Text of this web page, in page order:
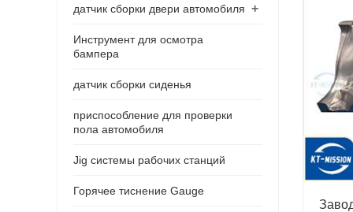
+
датчик сборки двери автомобиля
Инструмент для осмотра
бампера
датчик сборки сиденья
приспособление для проверки
пола автомобиля
Jig системы рабочих станций
Горячее тиснение Gauge